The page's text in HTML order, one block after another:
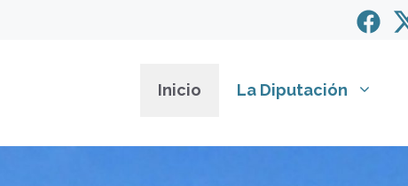
Inicio La Diputación